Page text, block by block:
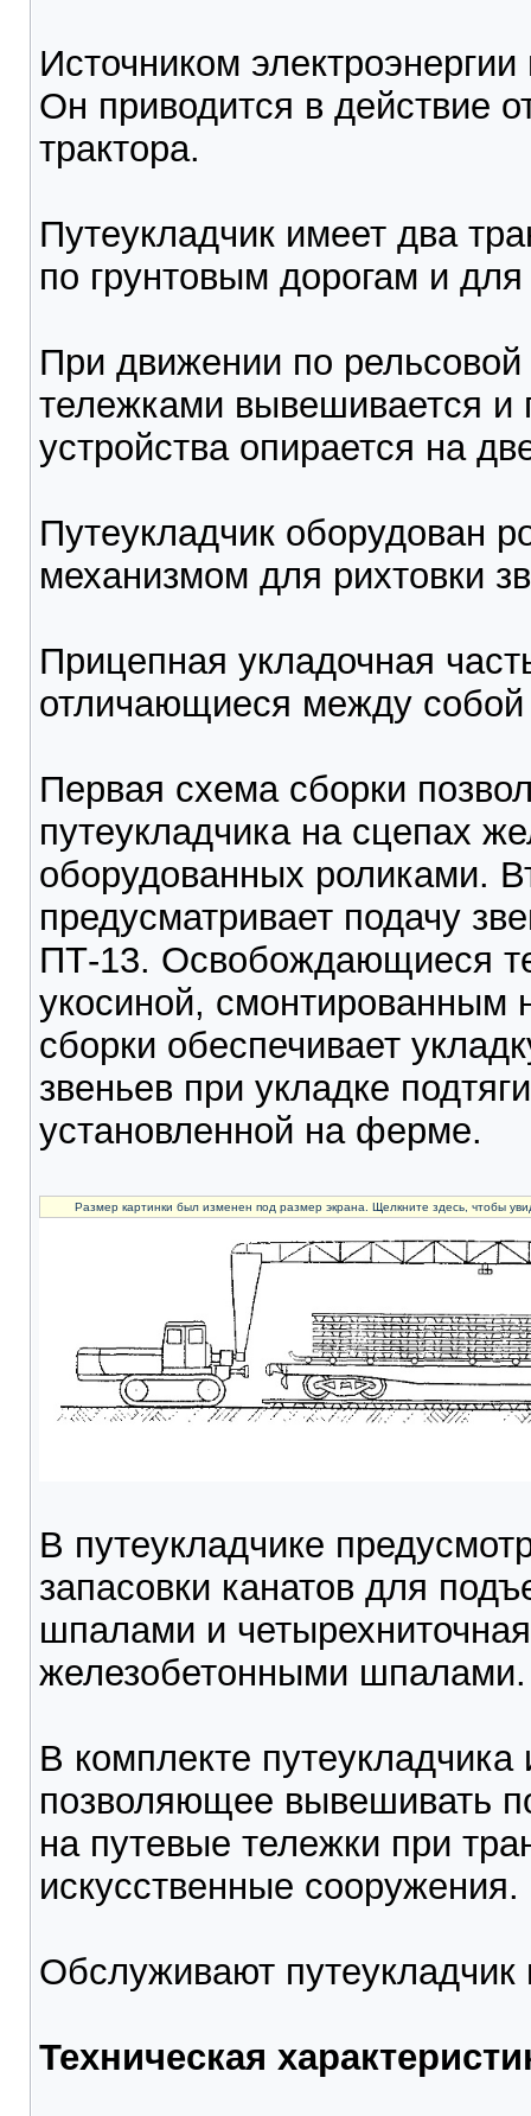
Источником
Он приводится в действие
трактора.
Путеукладчик имеет два
по грунтовым дорогам и
При движении по
тележками вывешивается
устройства опирается на
Путеукладчик оборудован
механизмом для рихтовки
Прицепная укладочная
отличающиеся между
Первая схема сборки
путеукладчика на сцепах
оборудованных роликами.
предусматривает подачу
ПТ-13. Освобождающиеся
укосиной, смонтированным
сборки обеспечивает
звеньев при укладке
установленной на ферме.
Размер картинки был изменен под размер экрана. Щелкните здесь, чтобы
В путеукладчике
запасовки канатов для
шпалами и
железобетонными шпалами.
В комплекте
позволяющее вывешивать
на путевые тележки при
искусственные сооружения.
Обслуживают путеукладчик
Техническая